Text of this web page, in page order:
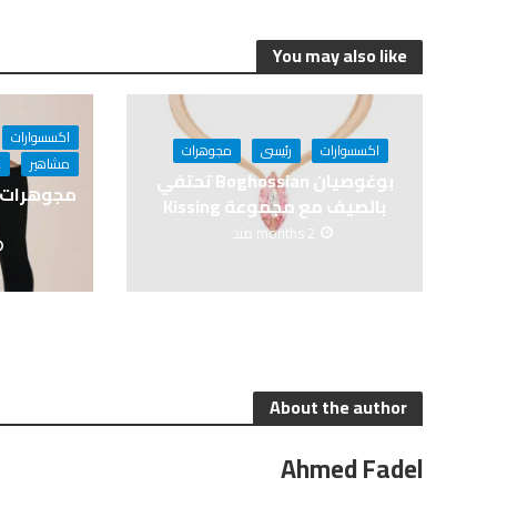
You may also like
اكسسوارات رئيسى مجوهرات
بوغوصيان Boghossian تحتفي
بالصيف مع مجموعة Kissing
2 months منذ
اكسسوارات
مشاهير
About the author
Ahmed Fadel